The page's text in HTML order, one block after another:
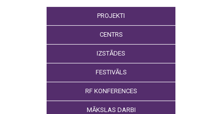
PROJEKTI
CENTRS
IZSTĀDES
FESTIVĀLS
RF KONFERENCES
MĀKSLAS DARBI